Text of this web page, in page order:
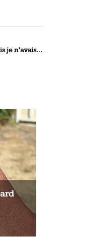
je n’avais...